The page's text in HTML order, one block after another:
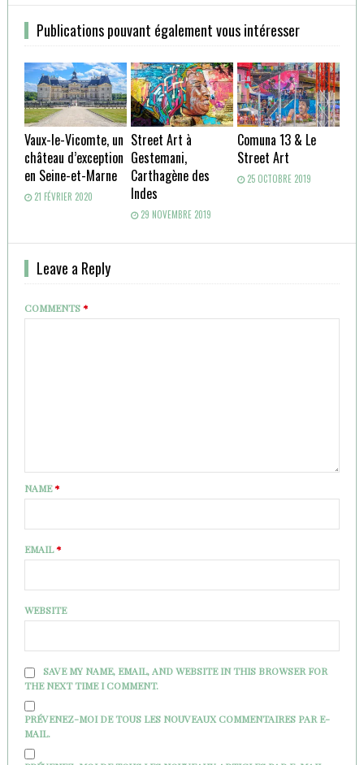
Publications pouvant également vous intéresser
Vaux-le-Vicomte, un
château d’exception
en Seine-et-Marne
21 FÉVRIER 2020
Street Art à
Gestemani,
Carthagène des
Indes
29 NOVEMBRE 2019
Comuna 13 & Le
Street Art
25 OCTOBRE 2019
Leave a Reply
COMMENTS*
NAME*
EMAIL*
WEBSITE
SAVE MY NAME, EMAIL, AND WEBSITE IN THIS BROWSER FOR
THE NEXT TIME I COMMENT.
PRÉVENEZ-MOI DE TOUS LES NOUVEAUX COMMENTAIRES PAR E-
MAIL.